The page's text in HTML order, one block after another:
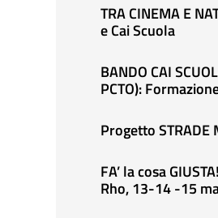
TRA CINEMA E
e Cai Scuola
BANDO CAI
PCTO):
Progetto STRADE
FA’ la cosa
Rho, 13-14 -15